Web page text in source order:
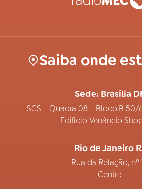
Saiba onde
Sede: Brasília
SCS – Quadra 08 – Bloco B 50/
Edifício Venâncio
Rio de Janeiro
Rua da Relação, nº
Centro